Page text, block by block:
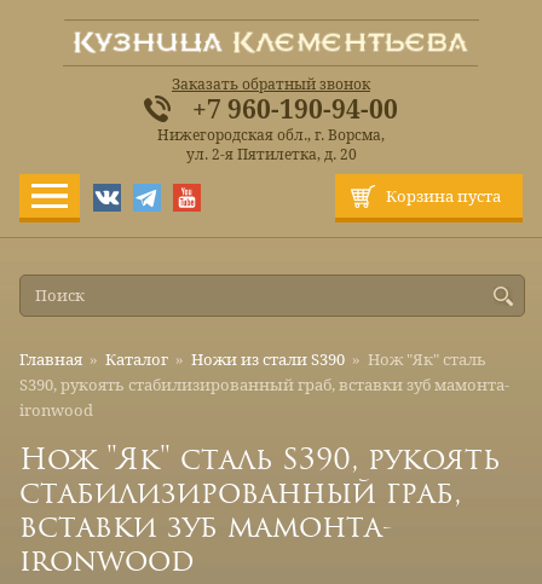
Корзина пуста
Заказать обратный звонок
+7 960-190-94-00
Нижегородская обл., г. Ворсма,
ул. 2-я Пятилетка, д. 20
Главная » Каталог » Ножи из стали S390 » Нож "Як" сталь
S390, рукоять стабилизированный граб, вставки зуб мамонта-
ironwood
Нож "Як" сталь S390, рукоять
стабилизированный граб,
вставки зуб мамонта-
ironwood